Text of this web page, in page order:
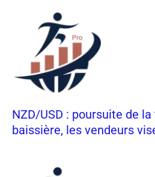
NZD/USD : poursuite de
baissière, les vendeurs